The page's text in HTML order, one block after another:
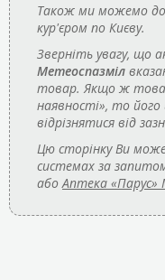
Також ми можемо
кур'єром по Києву.
Зверніть увагу, що
Метеоспазміл
товар. Якщо ж
наявності», то
відрізнятися від
Цю сторінку Ви
системах за
абоАптека «Парус»